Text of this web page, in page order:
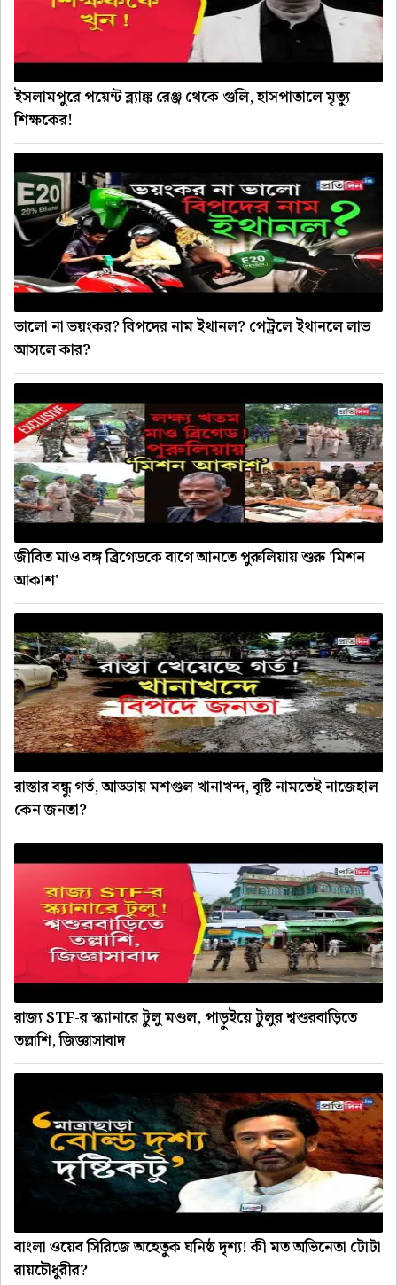
ইসলামপুরে পয়েন্ট ব্ল্যাঙ্ক রেঞ্জ থেকে গুলি, হাসপাতালে মৃত্যু
শিক্ষকের!
ভালো না ভয়ংকর? বিপদের নাম ইথানল? পেট্রলে ইথানলে লাভ
আসলে কার?
জীবিত মাও বঙ্গ ব্রিগেডকে বাগে আনতে পুরুলিয়ায় শুরু 'মিশন
আকাশ'
রাস্তার বন্ধু গর্ত, আড্ডায় মশগুল খানাখন্দ, বৃষ্টি নামতেই নাজেহাল
কেন জনতা?
রাজ্য STF-র স্ক্যানারে টুলু মণ্ডল, পাড়ুইয়ে টুলুর শ্বশুরবাড়িতে
তল্লাশি, জিজ্ঞাসাবাদ
বাংলা ওয়েব সিরিজে অহেতুক ঘনিষ্ঠ দৃশ্য! কী মত অভিনেতা টোটা
রায়চৌধুরীর?